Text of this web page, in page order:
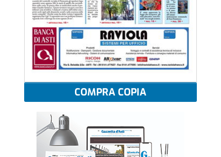
COMPRA COPIA